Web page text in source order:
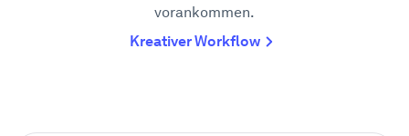
vorankommen.
Kreativer Workflow